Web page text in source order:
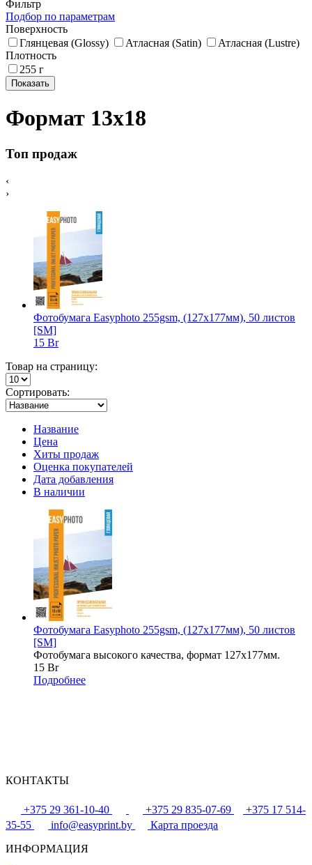
Фильтр
Подбор по параметрам
Поверхность
Глянцевая (Glossy)
Атласная (Satin)
Атласная (Lustre)
Плотность
255 г
Формат 13х18
Топ продаж
‹
›
Фотобумага Easyphoto 255gsm, (127x177мм), 50 листов
[SM]
15 Br
Товар на страницу:
Сортировать:
Название
Цена
Хиты продаж
Оценка покупателей
Дата добавления
В наличии
Фотобумага Easyphoto 255gsm, (127x177мм), 50 листов
[SM]
Фотобумага высокого качества, формат 127x177мм.
15 Br
Подробнее
КОНТАКТЫ
+375 29 361-10-40 +375 29 835-07-69
+375 17 514-
35-55
info@easyprint.by
Карта проезда
ИНФОРМАЦИЯ